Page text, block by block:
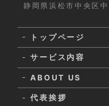
静岡県浜松市中央区
トップページ
サービス内容
ABOUT US
代表挨拶